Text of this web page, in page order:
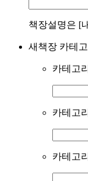
책장설명은 [
새책장 카테고
카테고리
카테고리
카테고리